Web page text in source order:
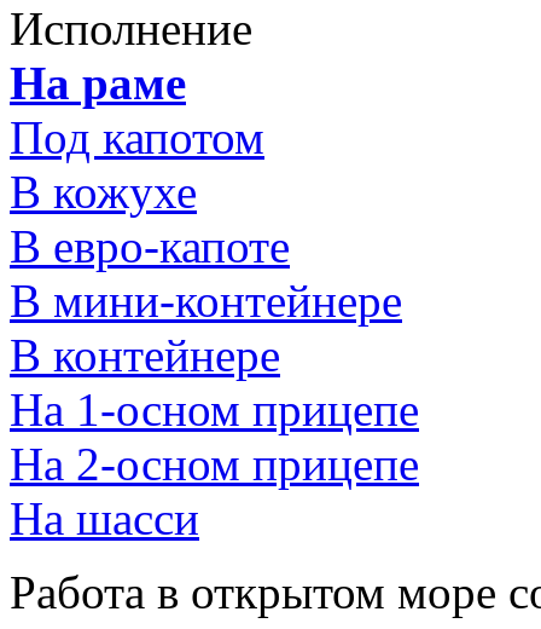
Исполнение
На раме
Под капотом
В кожухе
В евро-капоте
В мини-контейнере
В контейнере
На 1-осном прицепе
На 2-осном прицепе
На шасси
Работа в открытом море